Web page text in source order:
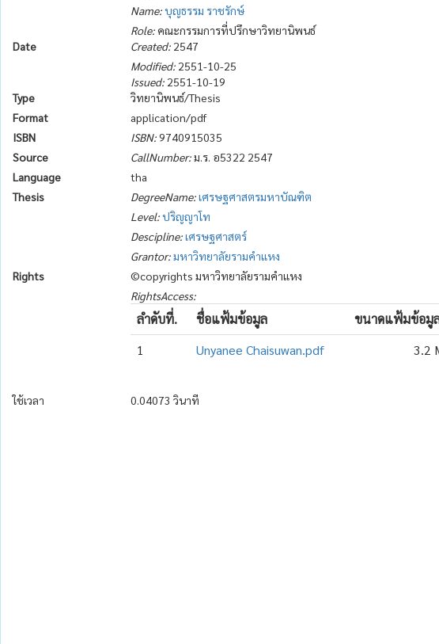
Name:บุญธรรม ราชรักษ์
Role: คณะกรรมการที่ปรึกษาวิทยานิพนธ์
Date
Created: 2547
Modified: 2551-10-25
Issued: 2551-10-19
Type
วิทยานิพนธ์/Thesis
Format
application/pdf
ISBN
ISBN:9740915035
Source
CallNumber:ม.ร. อ5322 2547
Language
tha
Thesis
DegreeName:เศรษฐศาสตรมหาบัณฑิต
Level:ปริญญาโท
Descipline:เศรษฐศาสตร์
Grantor:มหาวิทยาลัยรามคำแหง
Rights
©copyrights มหาวิทยาลัยรามคำแหง
RightsAccess:
ลำดับที่. ชื่อแฟ้มข้อมูล ขนาดแฟ้มข้อมู
1
Unyanee Chaisuwan.pdf 3.2
ใช้เวลา 0.04073 วินาที